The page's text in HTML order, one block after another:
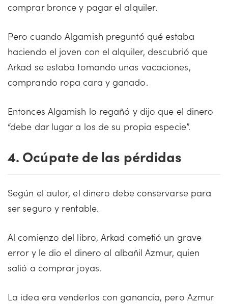
comprar bronce y pagar el alquiler.
Pero cuando Algamish preguntó qué estaba
haciendo el joven con el alquiler, descubrió que
Arkad se estaba tomando unas vacaciones,
comprando ropa cara y ganado.
Entonces Algamish lo regañó y dijo que el dinero
“debe dar lugar a los de su propia especie”.
4. Ocúpate de las pérdidas
Según el autor, el dinero debe conservarse para
ser seguro y rentable.
Al comienzo del libro, Arkad cometió un grave
error y le dio el dinero al albañil Azmur, quien
salió a comprar joyas.
La idea era venderlos con ganancia, pero Azmur